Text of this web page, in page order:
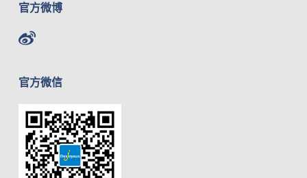
官方微博
官方微信